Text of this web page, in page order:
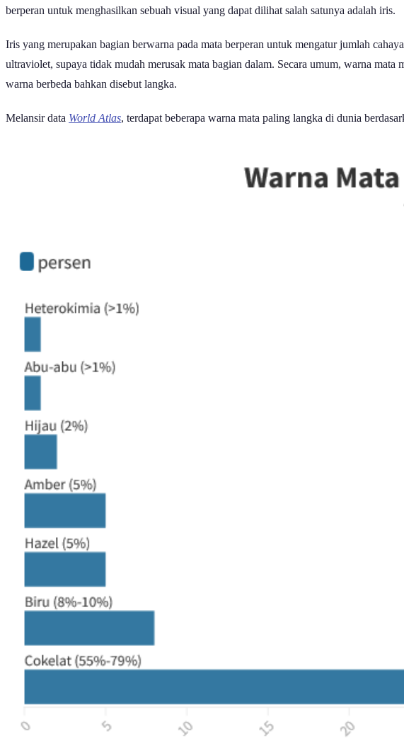
berperan untuk menghasilkan sebuah visual yang dapat dilihat salah satunya adalah iris.
Iris yang merupakan bagian berwarna pada mata berperan untuk mengatur jumlah
ultraviolet, supaya tidak mudah merusak mata bagian dalam. Secara umum, warna
warna berbeda bahkan disebut langka.
Melansir data World Atlas, terdapat beberapa warna mata paling langka di dunia